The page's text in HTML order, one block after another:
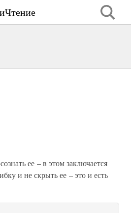
ее – в этом заключается
и не скрыть ее – это и есть